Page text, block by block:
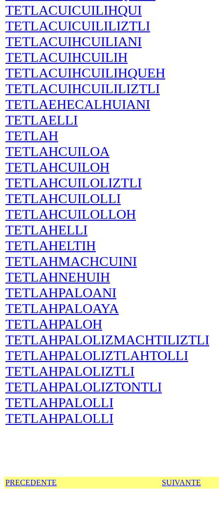
TETLACUICUILIHQUI
TETLACUICUILILIZTLI
TETLACUIHCUILIANI
TETLACUIHCUILIH
TETLACUIHCUILIHQUEH
TETLACUIHCUILILIZTLI
TETLAEHECALHUIANI
TETLAELLI
TETLAH
TETLAHCUILOA
TETLAHCUILOH
TETLAHCUILOLIZTLI
TETLAHCUILOLLI
TETLAHCUILOLLOH
TETLAHELLI
TETLAHELTIH
TETLAHMACHCUINI
TETLAHNEHUIH
TETLAHPALOANI
TETLAHPALOAYA
TETLAHPALOH
TETLAHPALOLIZMACHTILIZTLI
TETLAHPALOLIZTLAHTOLLI
TETLAHPALOLIZTLI
TETLAHPALOLIZTONTLI
TETLAHPALOLLI
TETLAHPALOLLI
PRECEDENTE SUIVANTE